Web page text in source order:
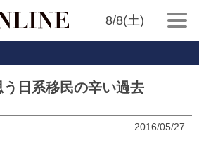
8/8(土)
う日系移民の辛い過去
2016/05/27